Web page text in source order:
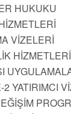
HUKUKU
VİZELERİ
HİZMETLERİ
YATIRIMCI